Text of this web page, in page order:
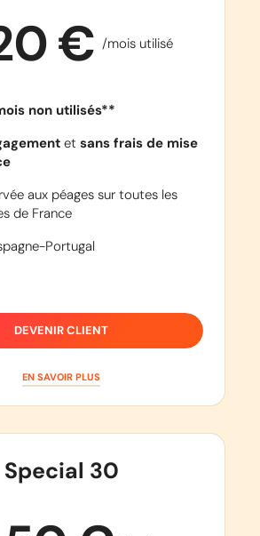
A29
Selency
EN SAVOIR PLUS
€ /mois utilisé
non utilisés**
et sans frais de mise
aux péages sur toutes les
de France
Portugal
DEVENIR CLIENT
EN SAVOIR PLUS
Special 30